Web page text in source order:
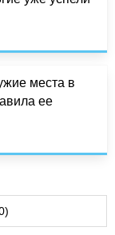
места в
ее